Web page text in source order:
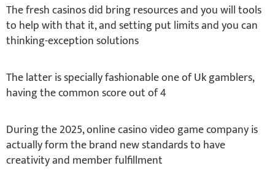
The fresh casinos did bring resources and you will tools
to help with that it, and setting put limits and you can
thinking-exception solutions
The latter is specially fashionable one of Uk gamblers,
having the common score out of 4
During the 2025, online casino video game company is
actually form the brand new standards to have
creativity and member fulfillment